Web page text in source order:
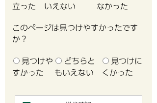
立った
いえない
なかった
このページは見つけやすかったです
か？
見つけや
すかった
どちらと
もいえない
見つけに
くかった